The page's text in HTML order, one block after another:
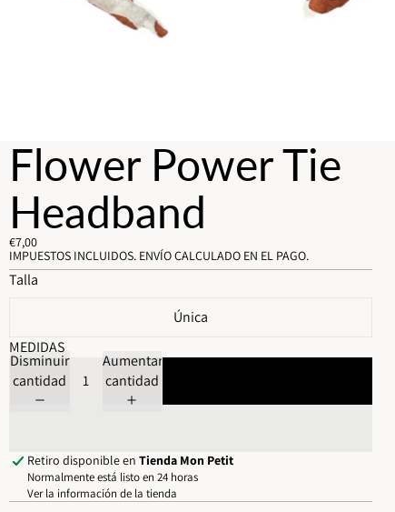
Flower Power Tie
Headband
€7,00
IMPUESTOS INCLUIDOS. ENVÍO CALCULADO EN EL PAGO.
Talla
Única
MEDIDAS
Disminuir
cantidad
Aumentar
cantidad
Retiro disponible en Tienda Mon Petit
Normalmente está listo en 24 horas
Ver la información de la tienda